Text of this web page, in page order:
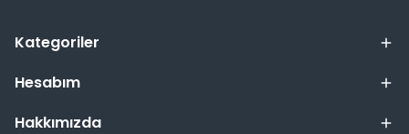
Kategoriler
Hesabım
Hakkımızda